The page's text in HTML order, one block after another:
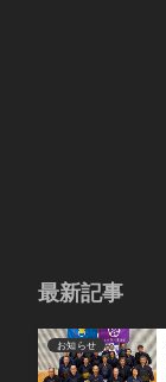
最新記事
お知らせ